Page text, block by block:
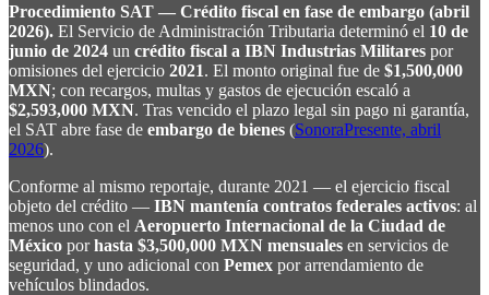
Procedimiento SAT — Crédito fiscal en fase de embargo (abril
2026). El Servicio de Administración Tributaria determinó el 10 de
junio de 2024 un crédito fiscal a IBN Industrias Militares por
omisiones del ejercicio 2021. El monto original fue de $1,500,000
MXN; con recargos, multas y gastos de ejecución escaló a
$2,593,000 MXN. Tras vencido el plazo legal sin pago ni garantía,
el SAT abre fase de embargo de bienes (SonoraPresente, abril
2026).
Conforme al mismo reportaje, durante 2021 — el ejercicio fiscal
objeto del crédito — IBN mantenía contratos federales activos: al
menos uno con el Aeropuerto Internacional de la Ciudad de
México porhasta $3,500,000 MXN mensuales en servicios de
seguridad, y uno adicional con Pemex por arrendamiento de
vehículos blindados.